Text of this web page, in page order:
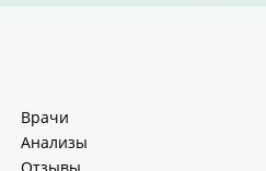
Врачи
Анализы